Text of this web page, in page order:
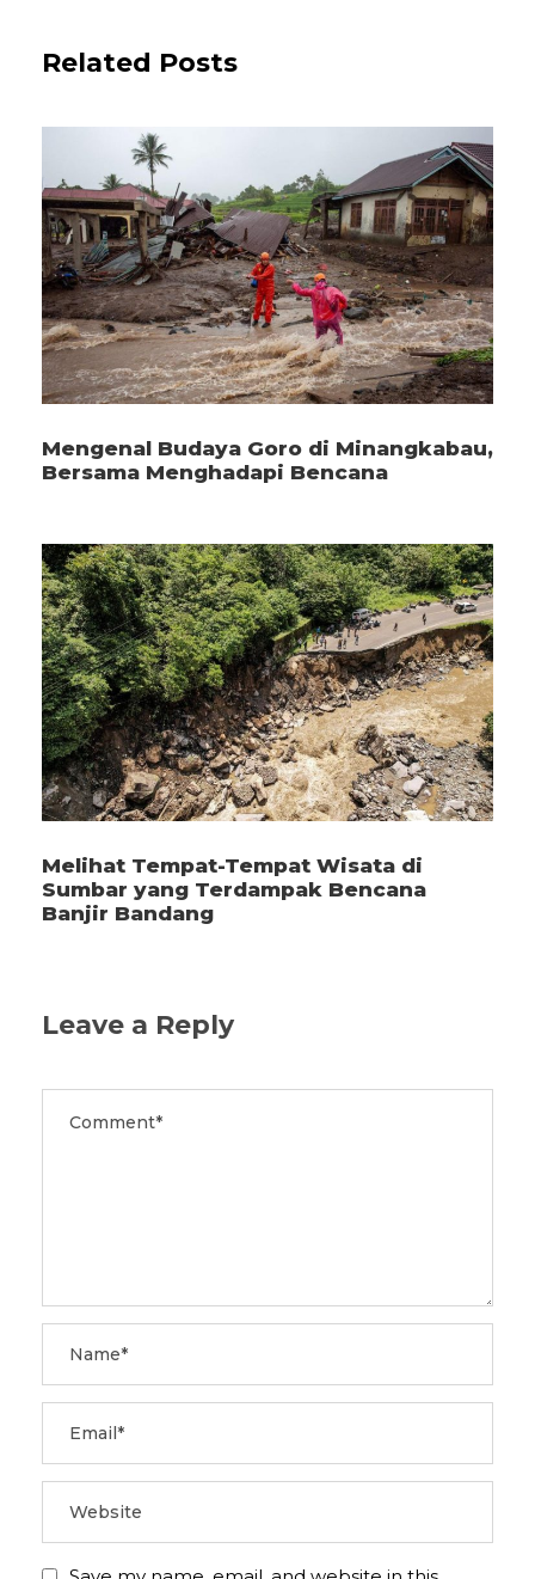
Related Posts
Mengenal Budaya Goro di Minangkabau,
Bersama Menghadapi Bencana
Melihat Tempat-Tempat Wisata di
Sumbar yang Terdampak Bencana
Banjir Bandang
Leave a Reply